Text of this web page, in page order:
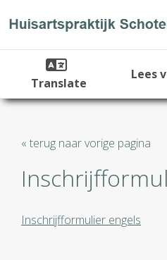
Translate
Lees
« terug naar vorige pagina
Inschrijfformulier engels